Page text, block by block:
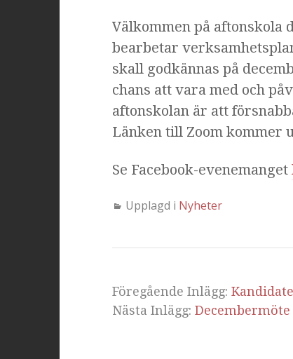
Välkommen på aftonskola
bearbetar
skall godkännas på
chans att vara med och
aftonskolan är att
Länken till Zoom kommer
Se Facebook-evenemanget
Upplagd i Nyheter
Föregående Inlägg:
Nästa Inlägg: Decembermöte